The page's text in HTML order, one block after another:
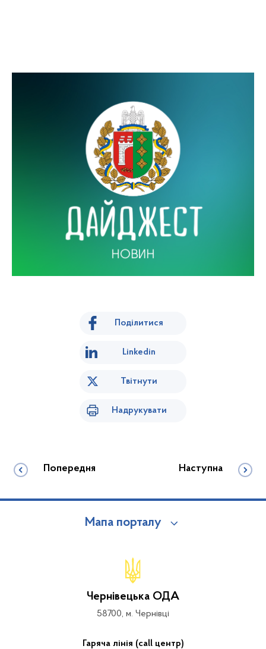
Поділитися
Linkedin
Твітнути
Надрукувати
Попередня Наступна
Мапа порталу
Чернівецька ОДА
58700, м. Чернівці
Гаряча лінія (call центр)